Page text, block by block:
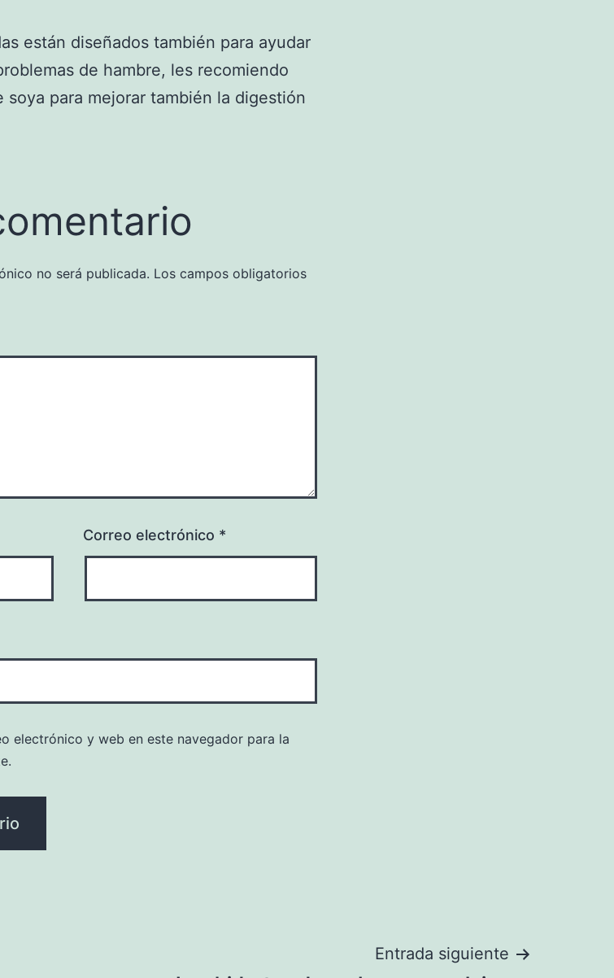
están diseñados también para ayudar
de hambre, les recomiendo
soya para mejorar también la digestión
no será publicada. Los campos obligatorios
Correo electrónico *
electrónico y web en este navegador para la
Entrada siguiente